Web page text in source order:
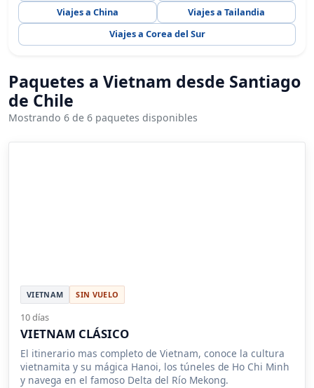
Viajes a China
Viajes a Tailandia
Viajes a Corea del Sur
Paquetes a Vietnam desde Santiago
de Chile
Mostrando 6 de 6 paquetes disponibles
VIETNAM SIN VUELO
10 días
VIETNAM CLÁSICO
El itinerario mas completo de Vietnam, conoce la cultura
vietnamita y su mágica Hanoi, los túneles de Ho Chi Minh
y navega en el famoso Delta del Río Mekong.